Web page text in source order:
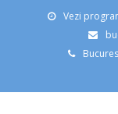
Vezi